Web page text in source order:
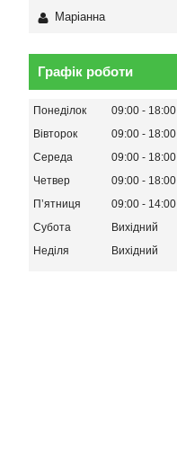
Маріанна
Графік роботи
Понеділок 09:00
18:00
Вівторок
09:00
18:00
Середа
09:00
18:00
Четвер
09:00
18:00
Пʼятниця
09:00
14:00
Субота
Вихідний
Неділя
Вихідний